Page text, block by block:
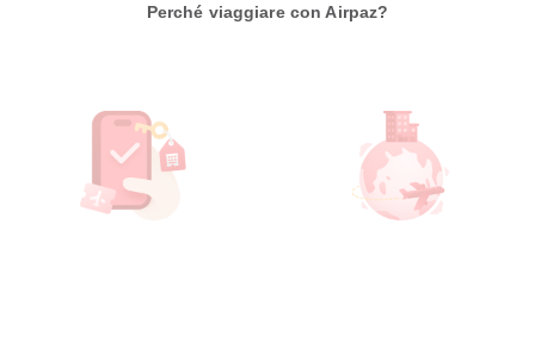
Perché viaggiare con Airpaz?